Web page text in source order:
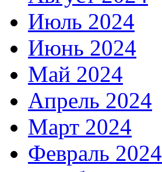
Июль 2024
Июнь 2024
Май 2024
Апрель 2024
Март 2024
Февраль 2024